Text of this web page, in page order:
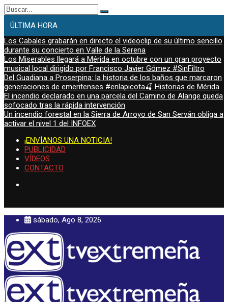
Buscar:
ÚLTIMA HORA
Los Cabales grabarán en directo el videoclip de su último sencillo
durante su concierto en Valle de la Serena
Los Miserables llegará a Mérida en octubre con un gran proyecto
musical local dirigido por Francisco Javier Gómez #SinFiltro
Del Guadiana a Proserpina: la historia de los baños que marcaron
generaciones de emeritenses #enlapicota🍒 Historias de Mérida
El incendio declarado en una parcela del Camino de Alange queda
sofocado tras la rápida intervención
Un incendio forestal en la Sierra de Arroyo de San Serván obliga a
activar el nivel 1 del INFOEX
¡ENVÍANOS UNA NOTICIA!
PUBLICIDAD
VÍDEOS
CONTACTO
sábado, Ago 8, 2026